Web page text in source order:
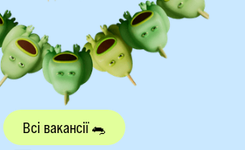
Всі вакансії 🐀